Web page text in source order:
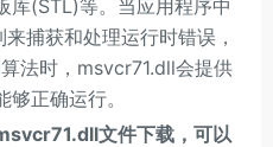
库(STL)等。当应用程序中
捕获和处理运行时错误，
法时，msvcr71.dll会提供
正确运行。
文件下载，可以